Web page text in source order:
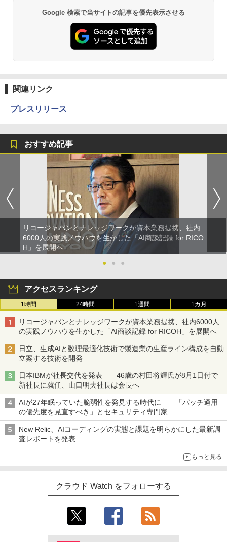
Google 検索で当サイトの記事を優先表示させる
関連リンク
プレスリリース
おすすめ記事
リコージャパンとナレッジワークが資本業務提携、社内
6000人の実践ノウハウを生かした「AI商談記録 for RICO
H」を展開へ
●
● ●
アクセスランキング
1時間 24時間 1週間 1カ月
リコージャパンとナレッジワークが資本業務提携、社内6000人
の実践ノウハウを生かした「AI商談記録 for RICOH」を展開へ
日立、生成AIと数理最適化技術で製造業の生産ライン構成を自動
立案する技術を開発
日本IBMが社長交代を発表――46歳の村田将輝氏が8月1日付で
新社長に就任、山口明夫社長は会長へ
AIが27年眠っていた脆弱性を発見する時代に――「パッチ適用
の優先度を見直すべき」とセキュリティ専門家
New Relic、AIコーディングの実態と課題を明らかにした最新調
査レポートを発表
もっと見る
クラウド Watch をフォローする